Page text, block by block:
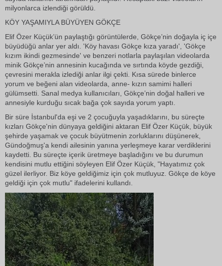
milyonlarca izlendiği görüldü.
KÖY YAŞAMIYLA BÜYÜYEN GÖKÇE
Elif Özer Küçük’ün paylaştığı görüntülerde, Gökçe’nin doğayla iç içe
büyüdüğü anlar yer aldı. 'Köy havası Gökçe kıza yaradı', 'Gökçe
kızım ikindi gezmesinde' ve benzeri notlarla paylaşılan videolarda
minik Gökçe’nin annesinin kucağında ve sırtında köyde gezdiği,
çevresini merakla izlediği anlar ilgi çekti. Kısa sürede binlerce
yorum ve beğeni alan videolarda, anne- kızın samimi halleri
gülümsetti. Sanal medya kullanıcıları, Gökçe’nin doğal halleri ve
annesiyle kurduğu sıcak bağa çok sayıda yorum yaptı.
Bir süre İstanbul'da eşi ve 2 çocuğuyla yaşadıklarını, bu süreçte
kızları Gökçe'nin dünyaya geldiğini aktaran Elif Özer Küçük, büyük
şehirde yaşamak ve çocuk büyütmenin zorluklarını düşünerek,
Gündoğmuş'a kendi ailesinin yanına yerleşmeye karar verdiklerini
kaydetti. Bu süreçte içerik üretmeye başladığını ve bu durumun
kendisini mutlu ettiğini söyleyen Elif Özer Küçük, "Hayatımız çok
güzel ilerliyor. Biz köye geldiğimiz için çok mutluyuz. Gökçe de köye
geldiği için çok mutlu" ifadelerini kullandı.